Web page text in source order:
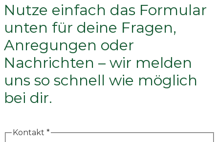
Nutze einfach das Formular
unten für deine Fragen,
Anregungen oder
Nachrichten – wir melden
uns so schnell wie möglich
bei dir.
Kontakt *